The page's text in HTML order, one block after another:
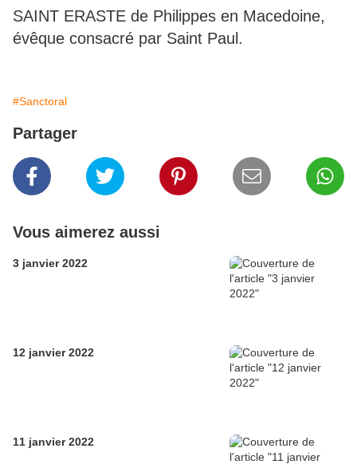
SAINT ERASTE de Philippes en Macedoine,
évêque consacré par Saint Paul.
#Sanctoral
Partager
Vous aimerez aussi
3 janvier 2022
12 janvier 2022
11 janvier 2022